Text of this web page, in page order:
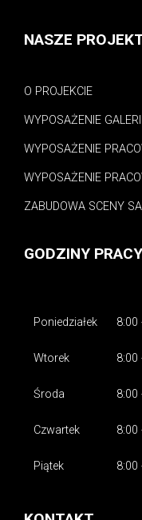
NASZE
O PROJEKCIE
WYPOSAŻENIE GALERII
WYPOSAŻENIE
WYPOSAŻENIE
ZABUDOWA SCENY
GODZINY PRACY
Poniedziałek 8:00
Wtorek 8:00
Środa 8:00
Czwartek 8:00
Piątek 8:00